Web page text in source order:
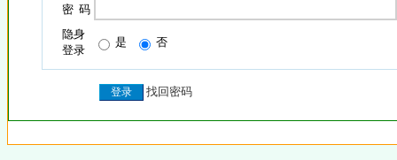
密 码
隐身
登录
是 否
找回密码